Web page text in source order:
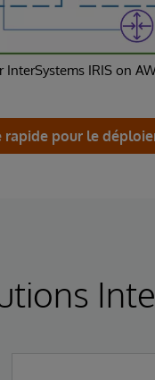
IRIS on
rapide pour le